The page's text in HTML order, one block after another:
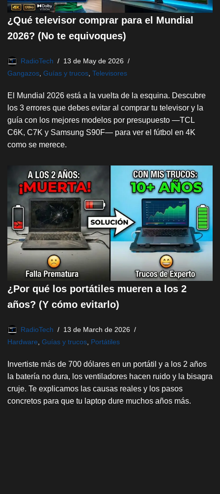
¿Qué televisor comprar para el Mundial
2026? (No te equivoques)
RadioTech
13 de May de 2026
Gangazos, Guías y trucos, Televisores
El Mundial 2026 está a la vuelta de la esquina. Descubre
los 3 errores que debes evitar al comprar tu televisor y la
guía con los mejores modelos por presupuesto —TCL
C6K, C7K y Samsung S90F— para ver el fútbol en 4K
como se merece.
¿Por qué los portátiles mueren a los 2
años? (Y cómo evitarlo)
RadioTech
13 de March de 2026
Hardware, Guías y trucos, Portátiles
Invertiste más de 700 dólares en un portátil y a los 2 años
la batería no dura, los ventiladores hacen ruido y la bisagra
cruje. Te explicamos las causas reales y los pasos
concretos para que tu laptop dure muchos años más.